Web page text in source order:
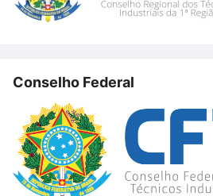
Conselho Federal